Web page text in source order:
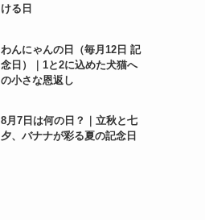
ける日
わんにゃんの日（毎月12日 記
念日）｜1と2に込めた犬猫へ
の小さな恩返し
8月7日は何の日？｜立秋と七
夕、バナナが彩る夏の記念日